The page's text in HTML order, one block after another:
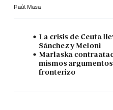
Raúl Masa
La crisis de Ceuta
Sánchez y Meloni
Marlaska
mismos
fronterizo